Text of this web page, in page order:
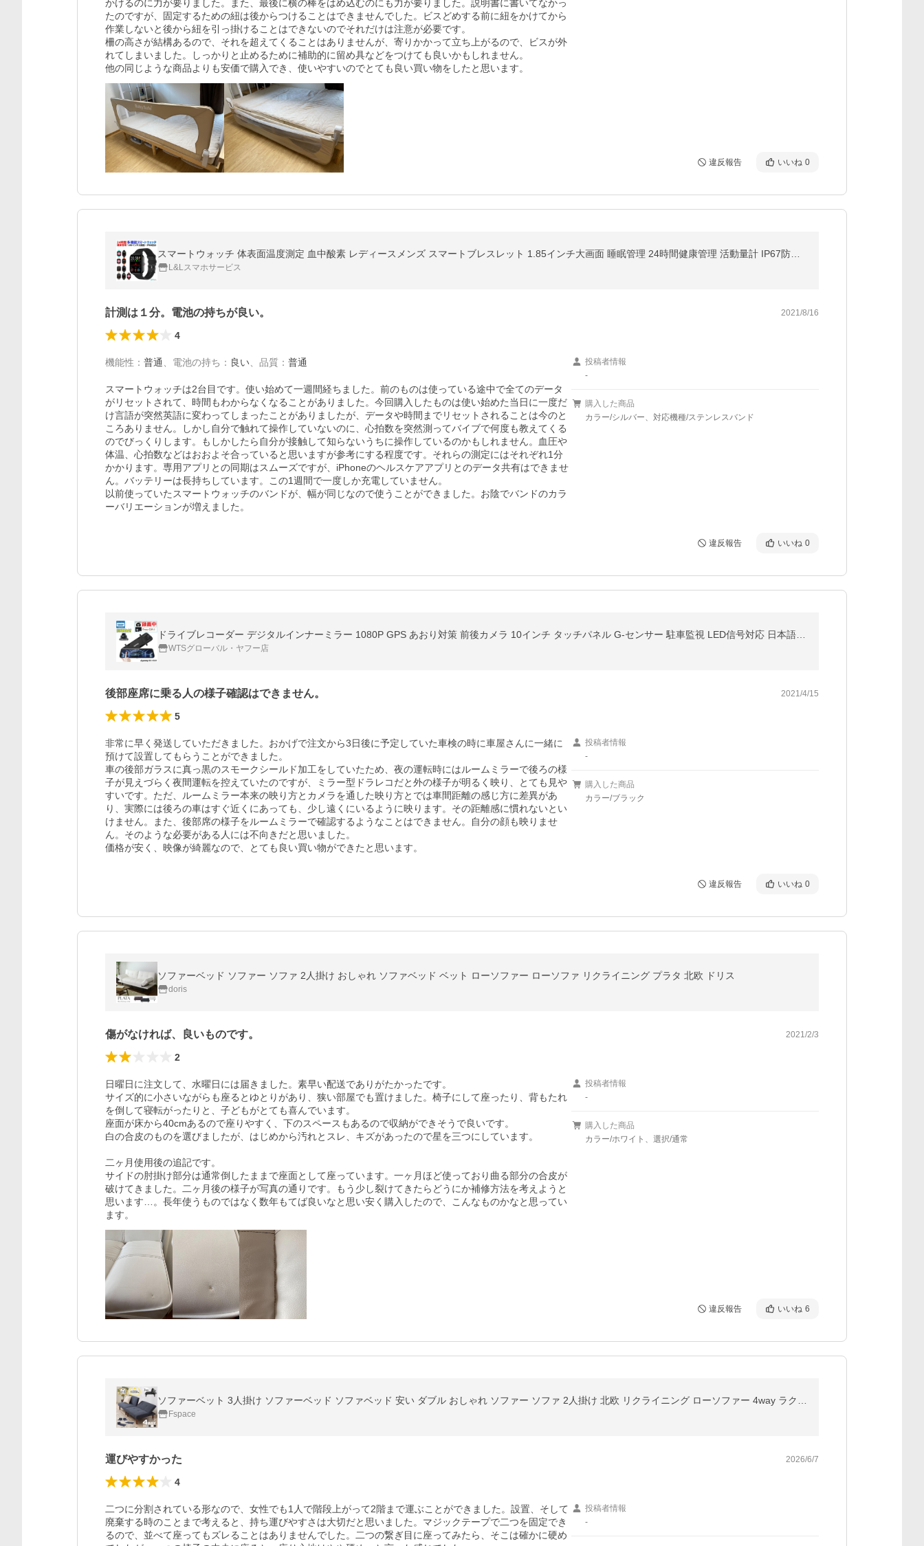
かけるのに力が要りました。また、最後に横の棒をはめ込むのにも力が要りました。説明書に書いてなかっ
たのですが、固定するための紐は後からつけることはできませんでした。ビスどめする前に紐をかけてから
作業しないと後から紐を引っ掛けることはできないのでそれだけは注意が必要です。
柵の高さが結構あるので、それを超えてくることはありませんが、寄りかかって立ち上がるので、ビスが外
れてしまいました。しっかりと止めるために補助的に留め具などをつけても良いかもしれません。
他の同じような商品よりも安価で購入でき、使いやすいのでとても良い買い物をしたと思います。
違反報告 いいね 0
L&Lスマホサービス
計測は１分。電池の持ちが良い。 2021/8/16
4
機能性 ： 普通 電池の持ち ： 良い 品質 ： 普通
スマートウォッチは2台目です。使い始めて一週間経ちました。前のものは使っている途中で全てのデータ
がリセットされて、時間もわからなくなることがありました。今回購入したものは使い始めた当日に一度だ
け言語が突然英語に変わってしまったことがありましたが、データや時間までリセットされることは今のと
ころありません。しかし自分で触れて操作していないのに、心拍数を突然測ってバイブで何度も教えてくる
のでびっくりします。もしかしたら自分が接触して知らないうちに操作しているのかもしれません。血圧や
体温、心拍数などはおおよそ合っていると思いますが参考にする程度です。それらの測定にはそれぞれ1分
かかります。専用アプリとの同期はスムーズですが、iPhoneのヘルスケアアプリとのデータ共有はできませ
ん。バッテリーは長持ちしています。この1週間で一度しか充電していません。
以前使っていたスマートウォッチのバンドが、幅が同じなので使うことができました。お陰でバンドのカラ
ーバリエーションが増えました。
投稿者情報
-
購入した商品
カラー/シルバー、対応機種/ステンレスバンド
違反報告 いいね 0
WTSグローバル・ヤフー店
後部座席に乗る人の様子確認はできません。 2021/4/15
5
非常に早く発送していただきました。おかげで注文から3日後に予定していた車検の時に車屋さんに一緒に
預けて設置してもらうことができました。
車の後部ガラスに真っ黒のスモークシールド加工をしていたため、夜の運転時にはルームミラーで後ろの様
子が見えづらく夜間運転を控えていたのですが、ミラー型ドラレコだと外の様子が明るく映り、とても見や
すいです。ただ、ルームミラー本来の映り方とカメラを通した映り方とでは車間距離の感じ方に差異があ
り、実際には後ろの車はすぐ近くにあっても、少し遠くにいるように映ります。その距離感に慣れないとい
けません。また、後部席の様子をルームミラーで確認するようなことはできません。自分の顔も映りませ
ん。そのような必要がある人には不向きだと思いました。
価格が安く、映像が綺麗なので、とても良い買い物ができたと思います。
投稿者情報
-
購入した商品
カラー/ブラック
違反報告 いいね 0
ソファーベッド ソファー ソファ 2人掛け おしゃれ ソファベッド ベット ローソファー ローソファ リクライニング プラタ 北欧 ドリス
doris
傷がなければ、良いものです。 2021/2/3
2
日曜日に注文して、水曜日には届きました。素早い配送でありがたかったです。
サイズ的に小さいながらも座るとゆとりがあり、狭い部屋でも置けました。椅子にして座ったり、背もたれ
を倒して寝転がったりと、子どもがとても喜んでいます。
座面が床から40cmあるので座りやすく、下のスペースもあるので収納ができそうで良いです。
白の合皮のものを選びましたが、はじめから汚れとスレ、キズがあったので星を三つにしています。
二ヶ月使用後の追記です。
サイドの肘掛け部分は通常倒したままで座面として座っています。一ヶ月ほど使っており曲る部分の合皮が
破けてきました。二ヶ月後の様子が写真の通りです。もう少し裂けてきたらどうにか補修方法を考えようと
思います…。長年使うものではなく数年もてば良いなと思い安く購入したので、こんなものかなと思ってい
ます。
投稿者情報
-
購入した商品
カラー/ホワイト、選択/通常
違反報告 いいね 6
Fspace
運びやすかった 2026/6/7
4
二つに分割されている形なので、女性でも1人で階段上がって2階まで運ぶことができました。設置、そして
廃棄する時のことまで考えると、持ち運びやすさは大切だと思いました。マジックテープで二つを固定でき
るので、並べて座ってもズレることはありませんでした。二つの繋ぎ目に座ってみたら、そこは確かに硬め
投稿者情報
-